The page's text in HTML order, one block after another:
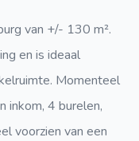
van +/- 130 m².
en is ideaal
Momenteel
inkom, 4 burelen,
voorzien van een